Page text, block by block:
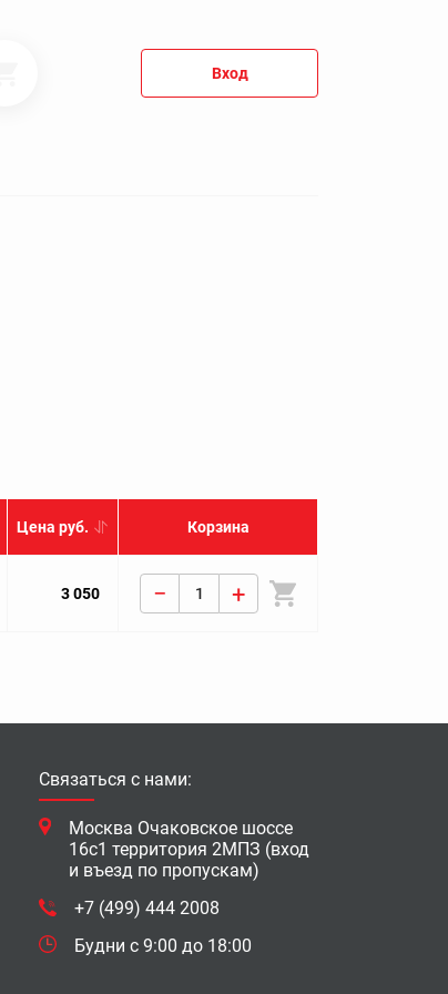
Вход
Цена руб. Корзина
3 050 − +
Связаться с нами:
Москва Очаковское шоссе
16с1 территория 2МПЗ (вход
и въезд по пропускам)
+7 (499) 444 2008
Будни с 9:00 до 18:00